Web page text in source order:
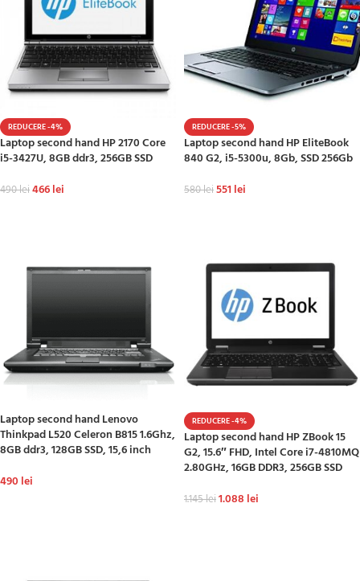
REDUCERE -4%
Laptop second hand HP 2170 Core
i5-3427U, 8GB ddr3, 256GB SSD
490lei466lei
REDUCERE -5%
Laptop second hand HP EliteBook
840 G2, i5-5300u, 8Gb, SSD 256Gb
580lei551 lei
Laptop second hand Lenovo
Thinkpad L520 Celeron B815 1.6Ghz,
8GB ddr3, 128GB SSD, 15,6 inch
490 lei
REDUCERE -4%
Laptop second hand HP ZBook 15
G2, 15.6″ FHD, Intel Core i7-4810MQ
2.80GHz, 16GB DDR3, 256GB SSD
1.145lei1.088 lei